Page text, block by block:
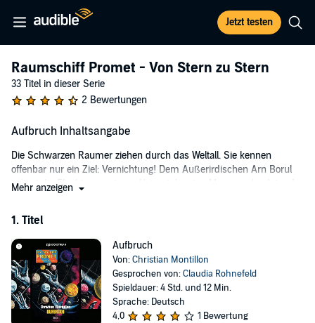
Jetzt testen
Raumschiff Promet - Von Stern zu Stern
33 Titel in dieser Serie
2 Bewertungen
Aufbruch Inhaltsangabe
Die Schwarzen Raumer ziehen durch das Weltall. Sie kennen
offenbar nur ein Ziel: Vernichtung! Dem Außerirdischen Arn Borul
gelingt die Flucht von seinem Heimatplaneten Moran, er landet auf
neuentwickelte Forschungsraumer Promet startet unter dem
Kommando von Peet Orell ins All. Das große Abenteuer beginnt. Die
wohl kultigste deutsche Space Opera mit neuen Texten!
©2021 BLITZ Verlag (P)2021 BLITZ-Verlag Audio
Mehr anzeigen
1. Titel
Aufbruch
Von:Christian Montillon
Gesprochen von:Claudia Rohnefeld
Spieldauer: 4 Std. und 12 Min.
Sprache: Deutsch
4,0
1 Bewertung